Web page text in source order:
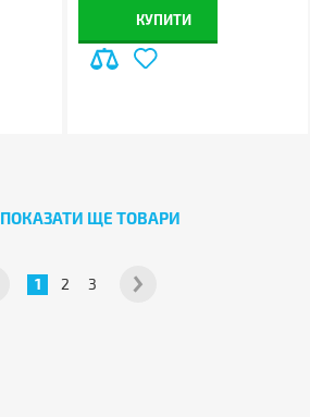
КУПИТИ
1 2 3
ПОКАЗАТИ ЩЕ ТОВАРИ